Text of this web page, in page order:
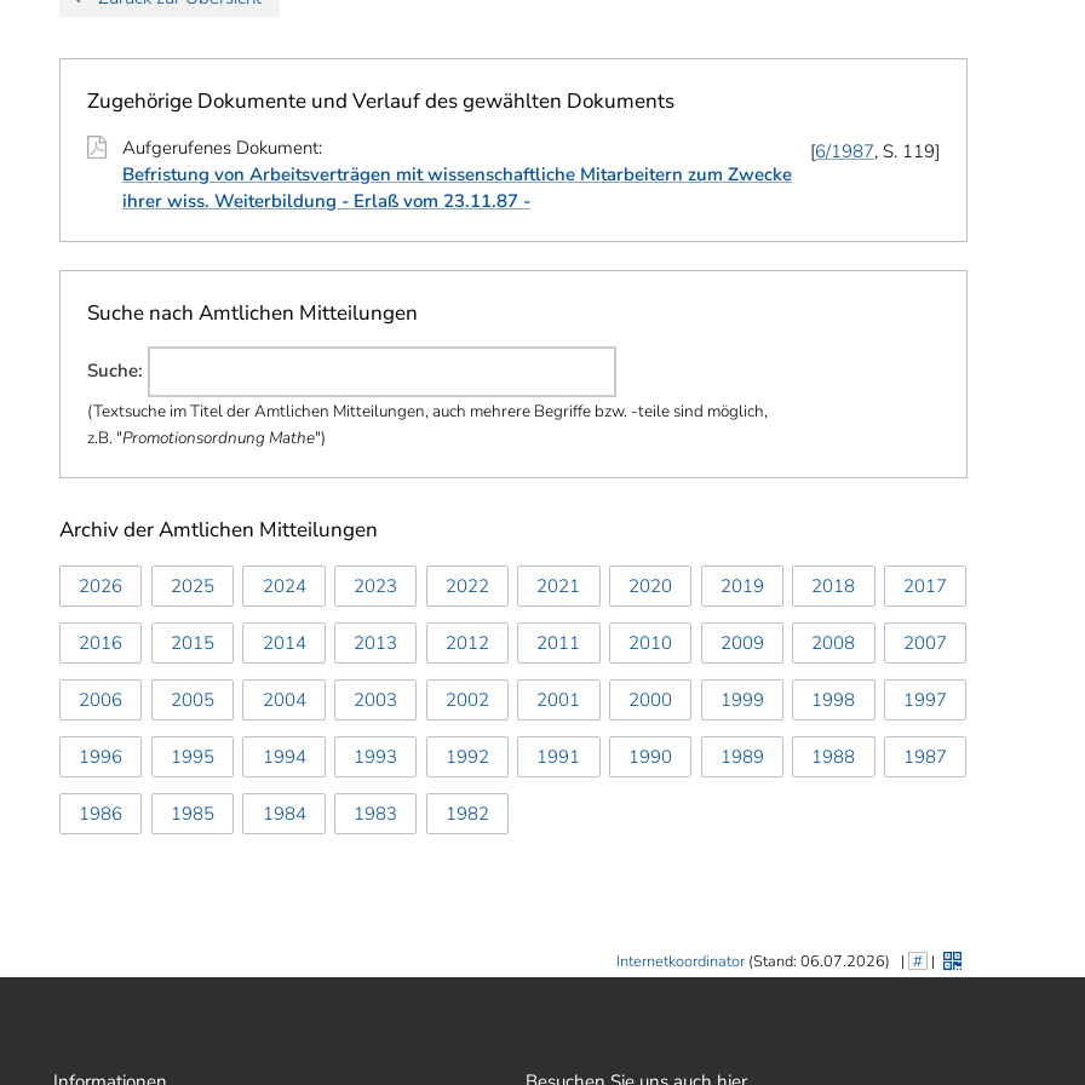
Zugehörige Dokumente und Verlauf des gewählten Dokuments
Aufgerufenes Dokument:
Befristung von Arbeitsverträgen mit wissenschaftliche Mitarbeitern zum Zwecke
ihrer wiss. Weiterbildung - Erlaß vom 23.11.87 -
6/1987, S. 119
Suche nach Amtlichen Mitteilungen
Suche:
(Textsuche im Titel der Amtlichen Mitteilungen, auch mehrere Begriffe bzw. -teile sind möglich,
z.B. "Promotionsordnung Mathe")
Archiv der Amtlichen Mitteilungen
2026 2025 2024 2023 2022 2021 2020 2019 2018 2017
2016 2015 2014 2013 2012 2011 2010 2009 2008 2007
2006 2005 2004 2003 2002 2001 2000 1999 1998 1997
1996 1995 1994 1993 1992 1991 1990 1989 1988 1987
1986 1985 1984 1983 1982
Internetkoordinator(Stand: 06.07.2026) | # |